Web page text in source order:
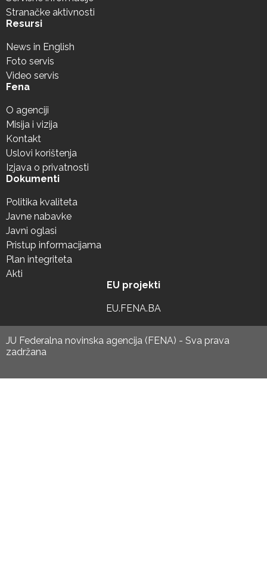
Stranačke aktivnosti
Resursi
News in English
Foto servis
Video servis
Fena
O agenciji
Misija i vizija
Kontakt
Uslovi korištenja
Izjava o privatnosti
Dokumenti
Politika kvaliteta
Javne nabavke
Javni oglasi
Pristup informacijama
Plan integriteta
Akti
EU projekti
EU.FENA.BA
JU Federalna novinska agencija (FENA) - Sva prava
zadržana